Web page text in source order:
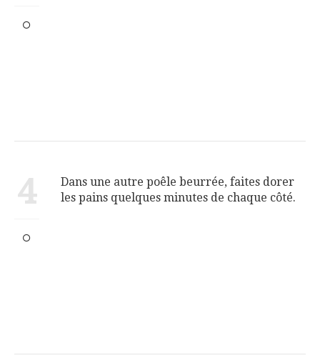
4
Dans une autre poêle beurrée, faites dorer
les pains quelques minutes de chaque côté.